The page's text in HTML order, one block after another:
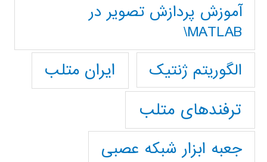
آموزش پردازش تصوير در
MATLAB\
الگوریتم ژنتیک
ایران متلب
ترفندهای متلب
جعبه ابزار شبکه عصبی